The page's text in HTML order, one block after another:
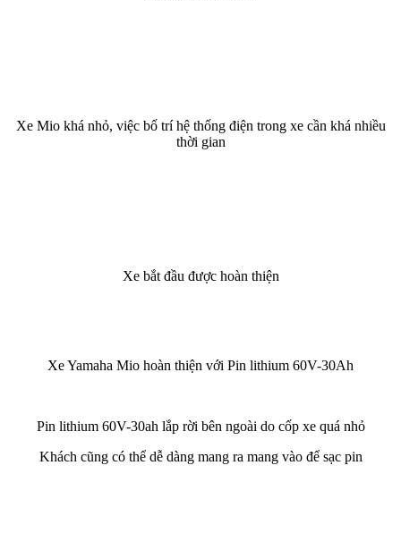
Xe Mio khá nhỏ, việc bố trí hệ thống điện trong xe cần khá nhiều
thời gian
Xe bắt đầu được hoàn thiện
Xe Yamaha Mio hoàn thiện với Pin lithium 60V-30Ah
Pin lithium 60V-30ah lắp rời bên ngoài do cốp xe quá nhỏ
Khách cũng có thể dễ dàng mang ra mang vào để sạc pin